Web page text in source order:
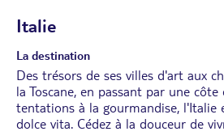
Italie
La destination
Des trésors de ses villes d'art aux
la Toscane, en passant par une
tentations à la gourmandise, l'Italie
dolce vita. Cédez à la douceur de